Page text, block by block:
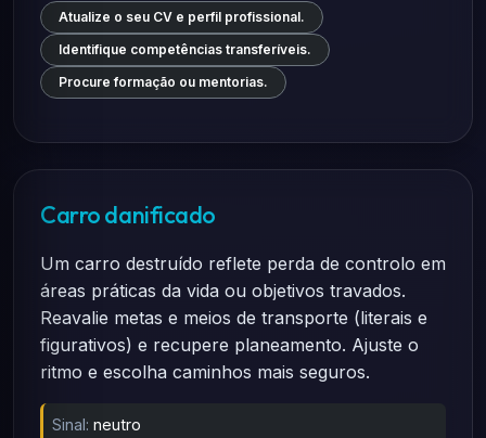
Atualize o seu CV e perfil profissional.
Identifique competências transferíveis.
Procure formação ou mentorias.
Carro danificado
Um carro destruído reflete perda de controlo em
áreas práticas da vida ou objetivos travados.
Reavalie metas e meios de transporte (literais e
figurativos) e recupere planeamento. Ajuste o
ritmo e escolha caminhos mais seguros.
Sinal: neutro